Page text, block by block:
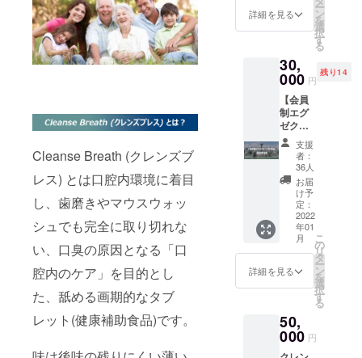
Cleanse Breath (クレンズブ
レス) とは口腔内環境に着目
し、歯磨きやマウスウォッ
シュでも完全に取り切れな
い、口臭の原因となる「口
腔内のケア」を目的とし
た、舐める画期的なタブ
レット(健康補助食品)です。
から
27%割
引！ (通
5,800円
(税別) ×
6本 +通
常価格
2,500円
(税別) =
41,030
円+送
詳細を見る ー
ン
を
選
択
す
る
30,
000 円
残り14
【会員
制エグ
ゼク
ティブ
交流
会】優
先参加
権 ※
クレン
ズブレ
ス 2万
円分以
上お買
い上げ
の方限
のライ
フワー
クとし
支援
者：
36人
お届
け予
定：
2022
年01
月
詳細を見る
こ
の
リ
タ
ー
ン
を
選
択
す
る
50,
000 円